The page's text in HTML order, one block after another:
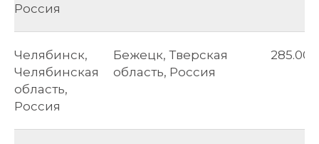
Россия
Челябинск,
Челябинская
область,
Россия
Бежецк, Тверская
область, Россия
285.00